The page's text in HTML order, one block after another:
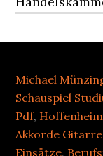
Michael
Schauspiel
Pdf,
Akkorde Gitarre
Einsätze,